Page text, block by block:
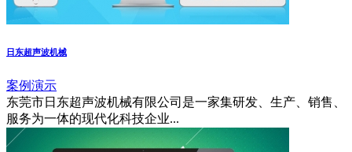
日东超声波机械
案例演示
东莞市日东超声波机械有限公司是一家集研发、生产、销售、
服务为一体的现代化科技企业...